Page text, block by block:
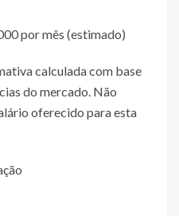
por mês (estimado)
calculada com base
do mercado. Não
oferecido para esta